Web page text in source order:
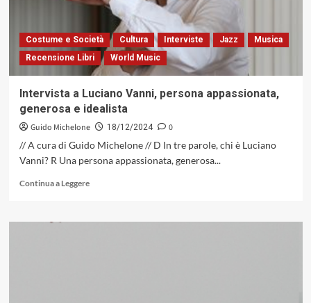
di
damasco
su
un
palo
dell’alta
da
Bobby
McFerrin
Costume e Società Cultura Interviste Jazz
Musica
Recensione Libri
World Music
Intervista a Luciano Vanni, persona appassionata,
generosa e idealista
Guido Michelone 18/12/2024
0
// A cura di Guido Michelone // D In tre parole, chi è Luciano
Vanni? R Una persona appassionata, generosa...
Continua a LeggereLeggi
su